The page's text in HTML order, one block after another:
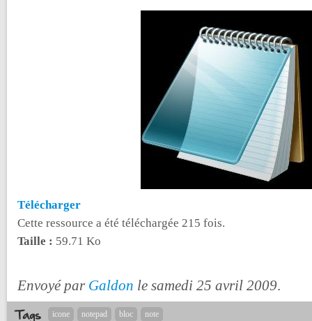
Télécharger
Cette ressource a été téléchargée 215 fois.
Taille : 59.71 Ko
Envoyé par Galdon le samedi 25 avril 2009.
icone notepad bloc note